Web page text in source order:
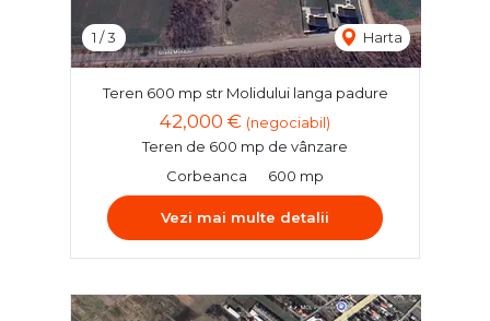
1 /3 Harta
Teren 600 mp str Molidului langa padure
42,000 € (negociabil)
Teren de 600 mp de vânzare
Corbeanca
600 mp
Vezi mai multe detalii